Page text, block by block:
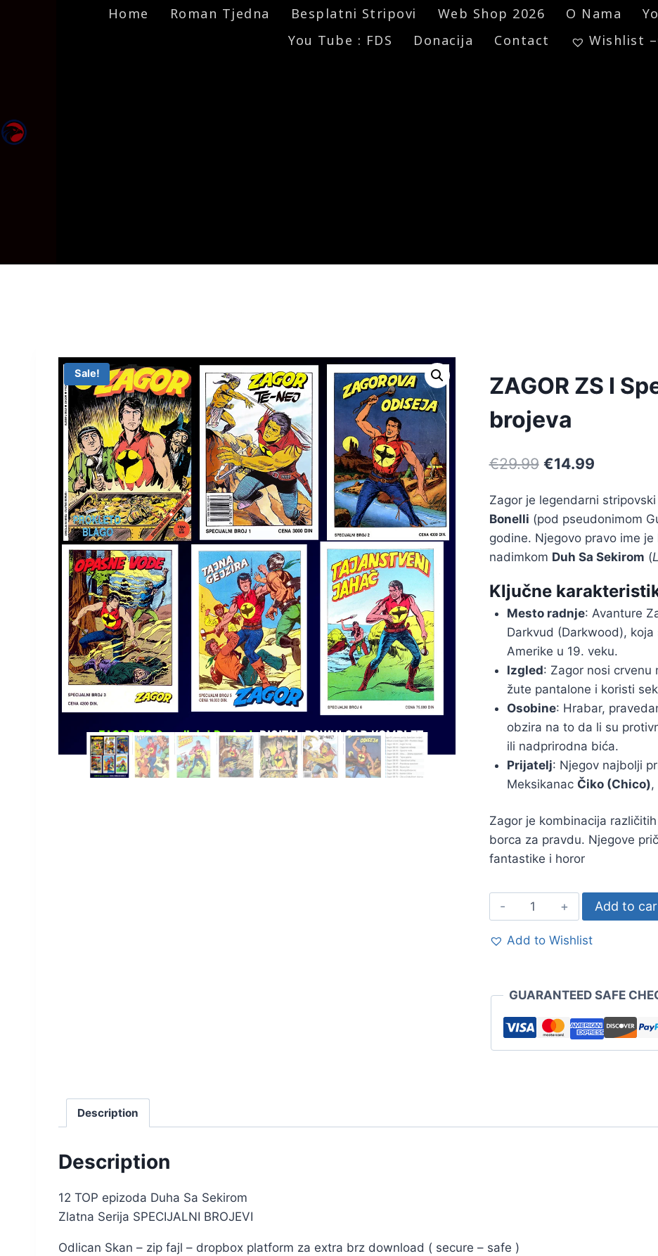
Home Roman Tjedna Besplatni Stripovi Web Shop 2026 O Nama
You Tube : FDS
Donacija Contact Wishlist –
Sale!
ZAGOR ZS I
brojeva
€29.99 €14.99
Zagor je legendarni
Bonelli (pod pseudonimom
godine. Njegovo pravo ime je
nadimkom Duh Sa Sekirom (
Ključne
Mesto radnje: Avanture
Darkvud (Darkwood),
Amerike u 19. veku.
Izgled: Zagor nosi crvenu
žute pantalone i koristi
Osobine: Hrabar,
obzira na to da li su
ili nadprirodna bića.
Prijatelj: Njegov najbolji
Meksikanac Čiko (Chico)
Zagor je kombinacija
borca za pravdu. Njegove
fantastike i horor
Add to
Add to Wishlist
GUARANTEED SAFE
Description
Description
12 TOP epizoda Duha Sa Sekirom
Zlatna Serija SPECIJALNI BROJEVI
Odlican Skan – zip fajl – dropbox platform za extra brz download ( secure – safe )